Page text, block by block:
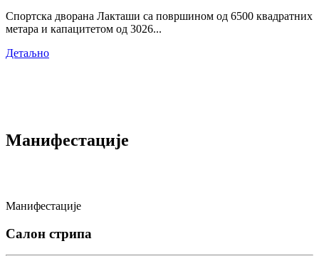
Спортска дворана Лакташи са површином од 6500 квадратних
метара и капацитетом од 3026...
Детаљно
Манифестације
Манифестације
Салон стрипа